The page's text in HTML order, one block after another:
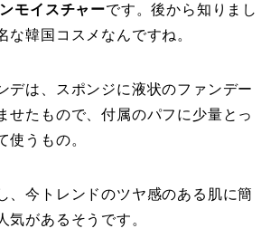
モイスチャーです。後から知りまし
な韓国コスメなんですね。
デは、スポンジに液状のファンデー
せたもので、付属のパフに少量とっ
使うもの。
、今トレンドのツヤ感のある肌に簡
気があるそうです。